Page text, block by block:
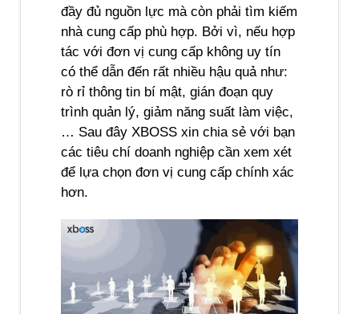
đầy đủ nguồn lực mà còn phải tìm kiếm
nhà cung cấp phù hợp. Bởi vì, nếu hợp
tác với đơn vị cung cấp không uy tín
có thể dẫn đến rất nhiều hậu quả như:
rò rỉ thông tin bí mật, gián đoạn quy
trình quản lý, giảm năng suất làm việc,
… Sau đây XBOSS xin chia sẻ với bạn
các tiêu chí doanh nghiệp cần xem xét
để lựa chọn đơn vị cung cấp chính xác
hơn.